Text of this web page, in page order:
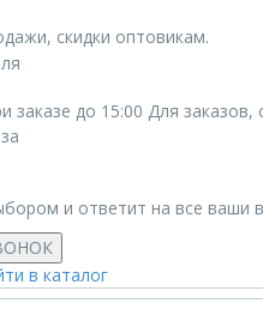
скидки оптовикам.
заказе до 15:00 Для
и ответит на все ваши
в каталог